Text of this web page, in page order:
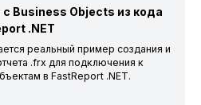
Business Objects из кода
.NET
реальный пример создания и
.frx для подключения к
в FastReport .NET.